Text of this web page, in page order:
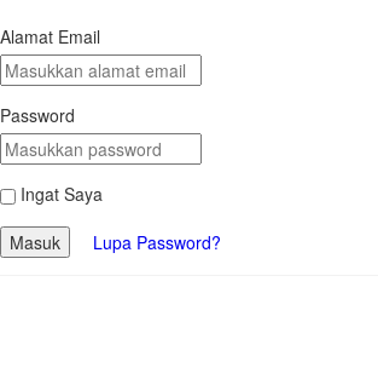
Alamat Email
Password
Ingat Saya
Masuk
Lupa Password?